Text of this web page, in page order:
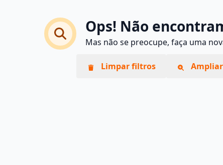
Ops! Não
Mas não se preocupe, faça uma
Limpar filtros